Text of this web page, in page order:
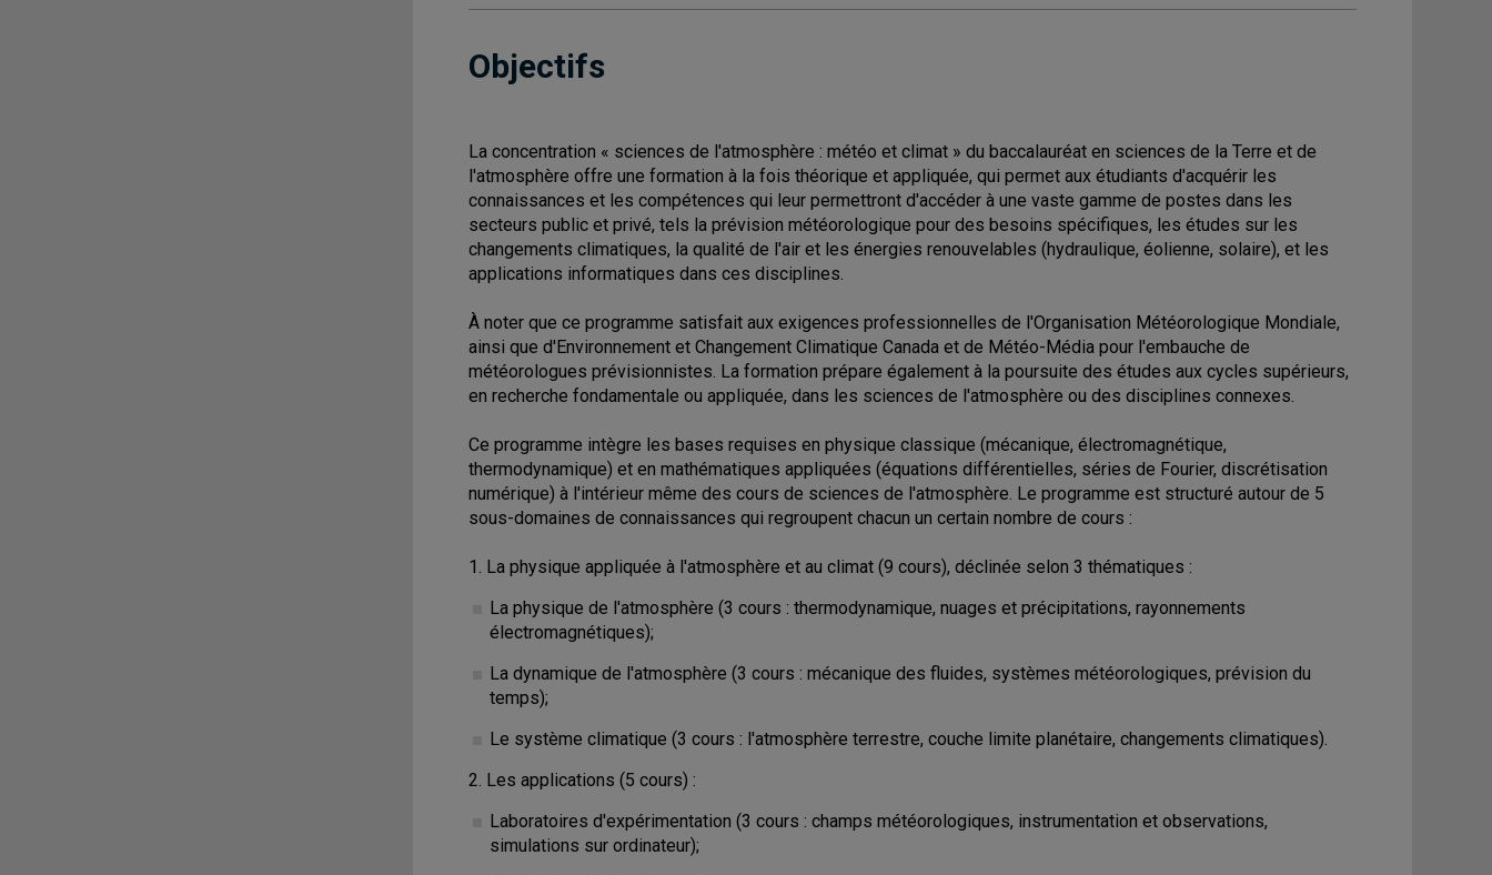
Objectifs
La concentration « sciences de l'atmosphère : météo et climat » du baccalauréat en sciences de la Terre et de
l'atmosphère offre une formation à la fois théorique et appliquée, qui permet aux étudiants d'acquérir les
connaissances et les compétences qui leur permettront d'accéder à une vaste gamme de postes dans les
secteurs public et privé, tels la prévision météorologique pour des besoins spécifiques, les études sur les
changements climatiques, la qualité de l'air et les énergies renouvelables (hydraulique, éolienne, solaire), et les
applications informatiques dans ces disciplines.
À noter que ce programme satisfait aux exigences professionnelles de l'Organisation Météorologique Mondiale,
ainsi que d'Environnement et Changement Climatique Canada et de Météo-Média pour l'embauche de
météorologues prévisionnistes. La formation prépare également à la poursuite des études aux cycles supérieurs,
en recherche fondamentale ou appliquée, dans les sciences de l'atmosphère ou des disciplines connexes.
Ce programme intègre les bases requises en physique classique (mécanique, électromagnétique,
thermodynamique) et en mathématiques appliquées (équations différentielles, séries de Fourier, discrétisation
numérique) à l'intérieur même des cours de sciences de l'atmosphère. Le programme est structuré autour de 5
sous-domaines de connaissances qui regroupent chacun un certain nombre de cours :
1. La physique appliquée à l'atmosphère et au climat (9 cours), déclinée selon 3 thématiques :
La physique de l'atmosphère (3 cours : thermodynamique, nuages et précipitations, rayonnements
électromagnétiques);
La dynamique de l'atmosphère (3 cours : mécanique des fluides, systèmes météorologiques, prévision du
temps);
Le système climatique (3 cours : l'atmosphère terrestre, couche limite planétaire, changements climatiques).
2. Les applications (5 cours) :
Laboratoires d'expérimentation (3 cours : champs météorologiques, instrumentation et observations,
simulations sur ordinateur);